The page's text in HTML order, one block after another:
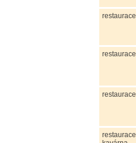
restaurace
restaurace
restaurace
restaurace